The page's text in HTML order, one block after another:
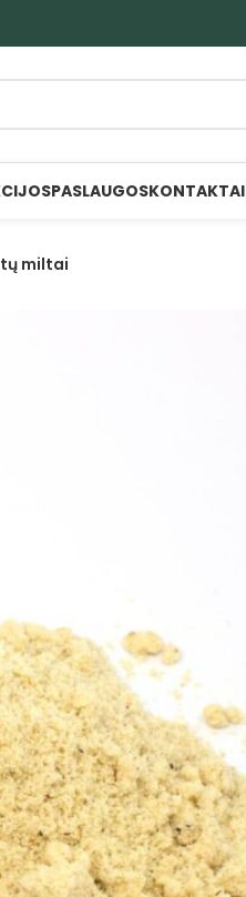
PASLAUGOSKONTAKTAI
miltai